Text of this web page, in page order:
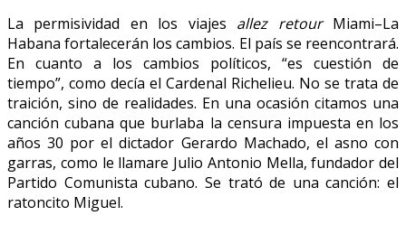
La permisividad en los viajes allez retourMiami–La
Habana fortalecerán los cambios. El país se reencontrará.
En cuanto a los cambios políticos, “es cuestión de
tiempo”, como decía el Cardenal Richelieu. No se trata de
traición, sino de realidades. En una ocasión citamos una
canción cubana que burlaba la censura impuesta en los
años 30 por el dictador Gerardo Machado, el asno con
garras, como le llamare Julio Antonio Mella, fundador del
Partido Comunista cubano. Se trató de una canción: el
ratoncito Miguel.